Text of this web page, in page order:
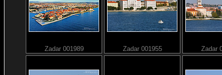
Zadar 001989 Zadar 001955 Zadar